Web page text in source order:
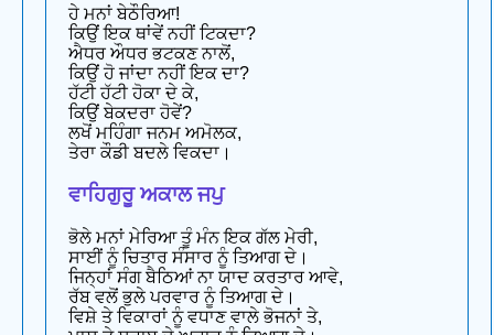
ਹੇ ਮਨਾਂ ਬੇਠੌਰਿਆ!
ਕਿਉਂ ਇਕ ਥਾਂਵੇਂ ਨਹੀਂ ਟਿਕਦਾ?
ਐਧਰ ਔਧਰ ਭਟਕਣ ਨਾਲੋਂ,
ਕਿਉਂ ਹੋ ਜਾਂਦਾ ਨਹੀਂ ਇਕ ਦਾ?
ਹੱਟੀ ਹੱਟੀ ਹੋਕਾ ਦੇ ਕੇ,
ਕਿਉਂ ਬੇਕਦਰਾ ਹੋਵੇਂ?
ਲਖੋਂ ਮਹਿੰਗਾ ਜਨਮ ਅਮੋਲਕ,
ਤੇਰਾ ਕੌਡੀ ਬਦਲੇ ਵਿਕਦਾ।
ਵਾਹਿਗੁਰੂ ਅਕਾਲ ਜਪੁ
ਭੋਲੇ ਮਨਾਂ ਮੇਰਿਆ ਤੂੰ ਮੰਨ ਇਕ ਗੱਲ ਮੇਰੀ,
ਸਾਈਂ ਨੂੰ ਚਿਤਾਰ ਸੰਸਾਰ ਨੂੰ ਤਿਆਗ ਦੇ।
ਜਿਨ੍ਹਾਂ ਸੰਗ ਬੈਠਿਆਂ ਨਾ ਯਾਦ ਕਰਤਾਰ ਆਵੇ,
ਰੱਬ ਵਲੋਂ ਭੁਲੇ ਪਰਵਾਰ ਨੂੰ ਤਿਆਗ ਦੇ।
ਵਿਸ਼ੇ ਤੇ ਵਿਕਾਰਾਂ ਨੂੰ ਵਧਾਣ ਵਾਲੇ ਭੋਜਨਾਂ ਤੇ,